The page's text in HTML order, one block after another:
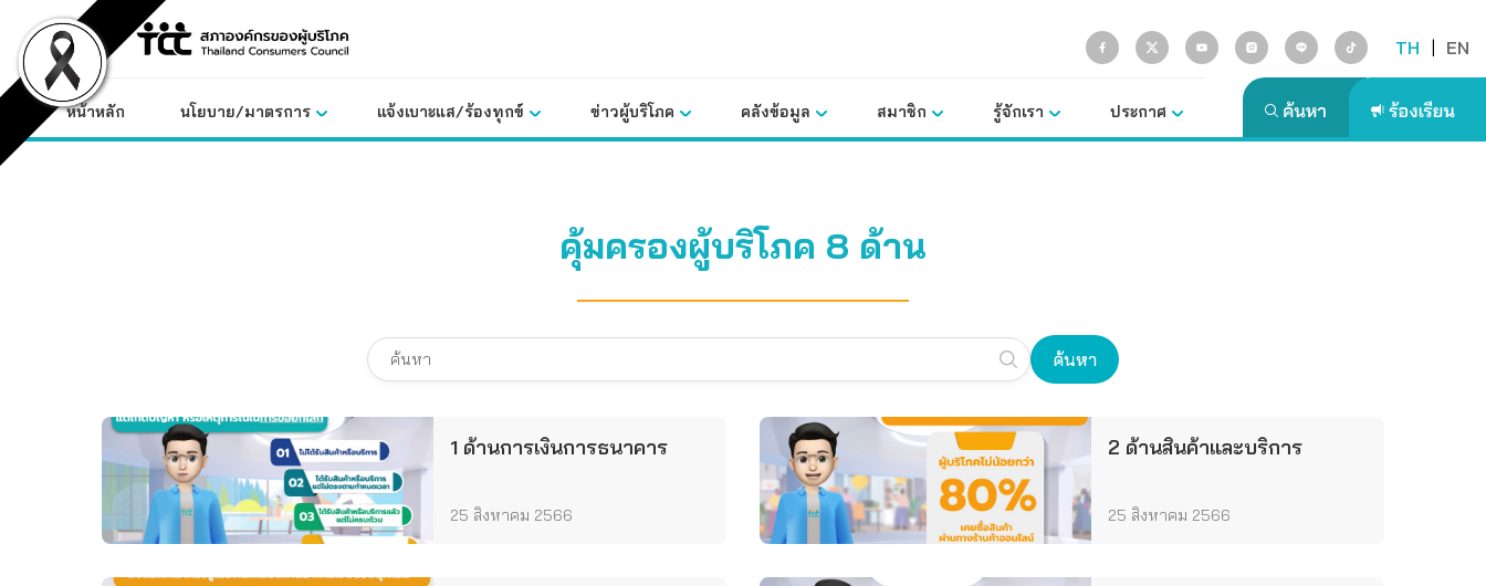
content
TH | EN
หน้าหลัก นโยบาย/มาตรการ แจ้งเบาะแส/ร้องทุกข์ ข่าวผู้บริโภค คลังข้อมูล สมาชิก รู้จักเรา ประกาศ
คุ้มครองผู้บริโภค 8 ด้าน
ค้นหา
1 ด้านการเงินการธนาคาร
25 สิงหาคม 2566
2 ด้านสินค้าและบริการ
25 สิงหาคม 2566